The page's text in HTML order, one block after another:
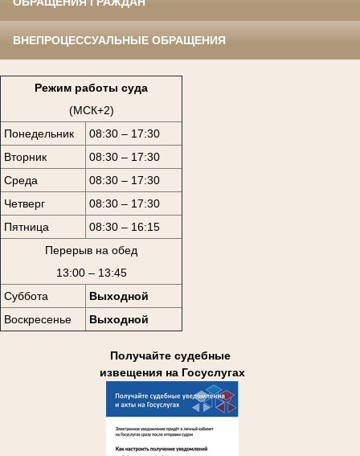
ВНЕПРОЦЕССУАЛЬНЫЕ ОБРАЩЕНИЯ
Режим работы суда
(МСК+2)
Понедельник
08:30 – 17:30
Вторник
08:30 – 17:30
Среда
08:30 – 17:30
Четверг
08:30 – 17:30
Пятница
08:30 – 16:15
Перерыв на обед
13:00 – 13:45
Суббота
Выходной
Воскресенье
Выходной
Получайте судебные
извещения на Госуслугах